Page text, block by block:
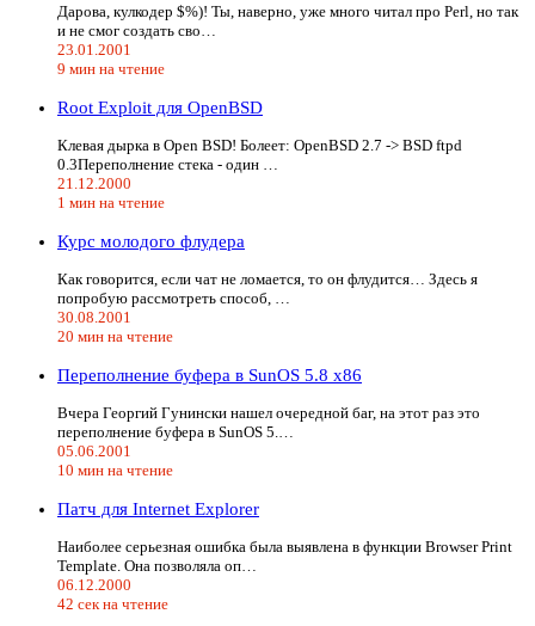
Дарова, кулкодер $%)! Ты, наверно, уже много читал про Perl, но так
и не смог создать сво…
23.01.2001
9 мин на чтение
Root Exploit для OpenBSD
Клевая дырка в Open BSD! Болеет: OpenBSD 2.7 -> BSD ftpd
0.3Переполнение стека - один …
21.12.2000
1 мин на чтение
Курс молодого флудера
Как говорится, если чат не ломается, то он флудится… Здесь я
попробую рассмотреть способ, …
30.08.2001
20 мин на чтение
Переполнение буфера в SunOS 5.8 x86
Вчера Георгий Гунински нашел очередной баг, на этот раз это
переполнение буфера в SunOS 5.…
05.06.2001
10 мин на чтение
Патч для Internet Explorer
Наиболее серьезная ошибка была выявлена в функции Browser Print
Template. Она позволяла оп…
06.12.2000
42 сек на чтение